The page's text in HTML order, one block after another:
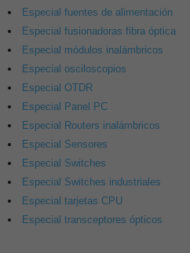
Especial fuentes de alimentación
Especial fusionadoras fibra óptica
Especial módulos inalámbricos
Especial osciloscopios
Especial OTDR
Especial Panel PC
Especial Routers inalámbricos
Especial Sensores
Especial Switches
Especial Switches industriales
Especial tarjetas CPU
Especial transceptores ópticos